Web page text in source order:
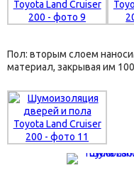
Пол: вторым слоем
материал, закрывая им